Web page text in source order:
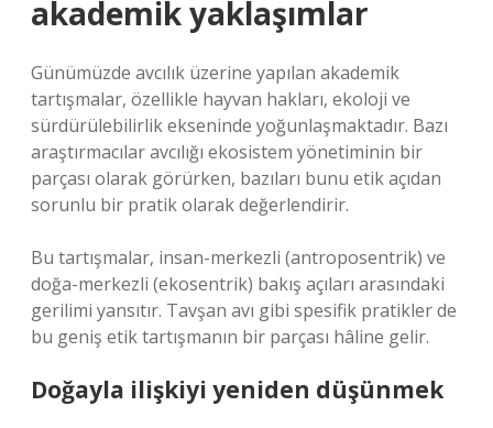
akademik yaklaşımlar
Günümüzde avcılık üzerine yapılan akademik
tartışmalar, özellikle hayvan hakları, ekoloji ve
sürdürülebilirlik ekseninde yoğunlaşmaktadır. Bazı
araştırmacılar avcılığı ekosistem yönetiminin bir
parçası olarak görürken, bazıları bunu etik açıdan
sorunlu bir pratik olarak değerlendirir.
Bu tartışmalar, insan-merkezli (antroposentrik) ve
doğa-merkezli (ekosentrik) bakış açıları arasındaki
gerilimi yansıtır. Tavşan avı gibi spesifik pratikler de
bu geniş etik tartışmanın bir parçası hâline gelir.
Doğayla ilişkiyi yeniden düşünmek